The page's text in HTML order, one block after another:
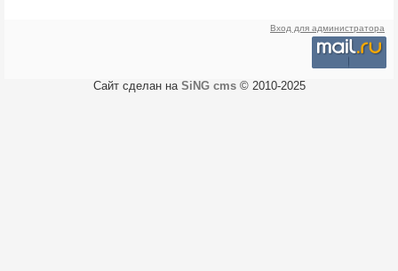
Вход для администратора
Сайт сделан на SiNG cms© 2010-2025